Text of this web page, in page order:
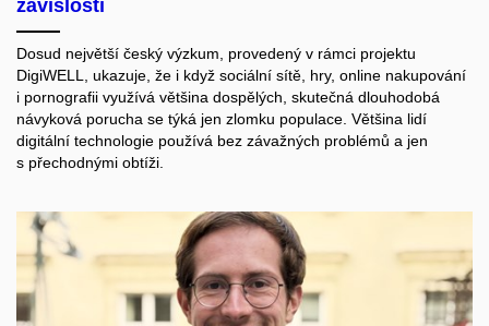
závislostí
Dosud největší český výzkum, provedený v rámci projektu
DigiWELL, ukazuje, že i když sociální sítě, hry, online nakupování
i pornografii využívá většina dospělých, skutečná dlouhodobá
návyková porucha se týká jen zlomku populace. Většina lidí
digitální technologie používá bez závažných problémů a jen
s přechodnými obtíži.